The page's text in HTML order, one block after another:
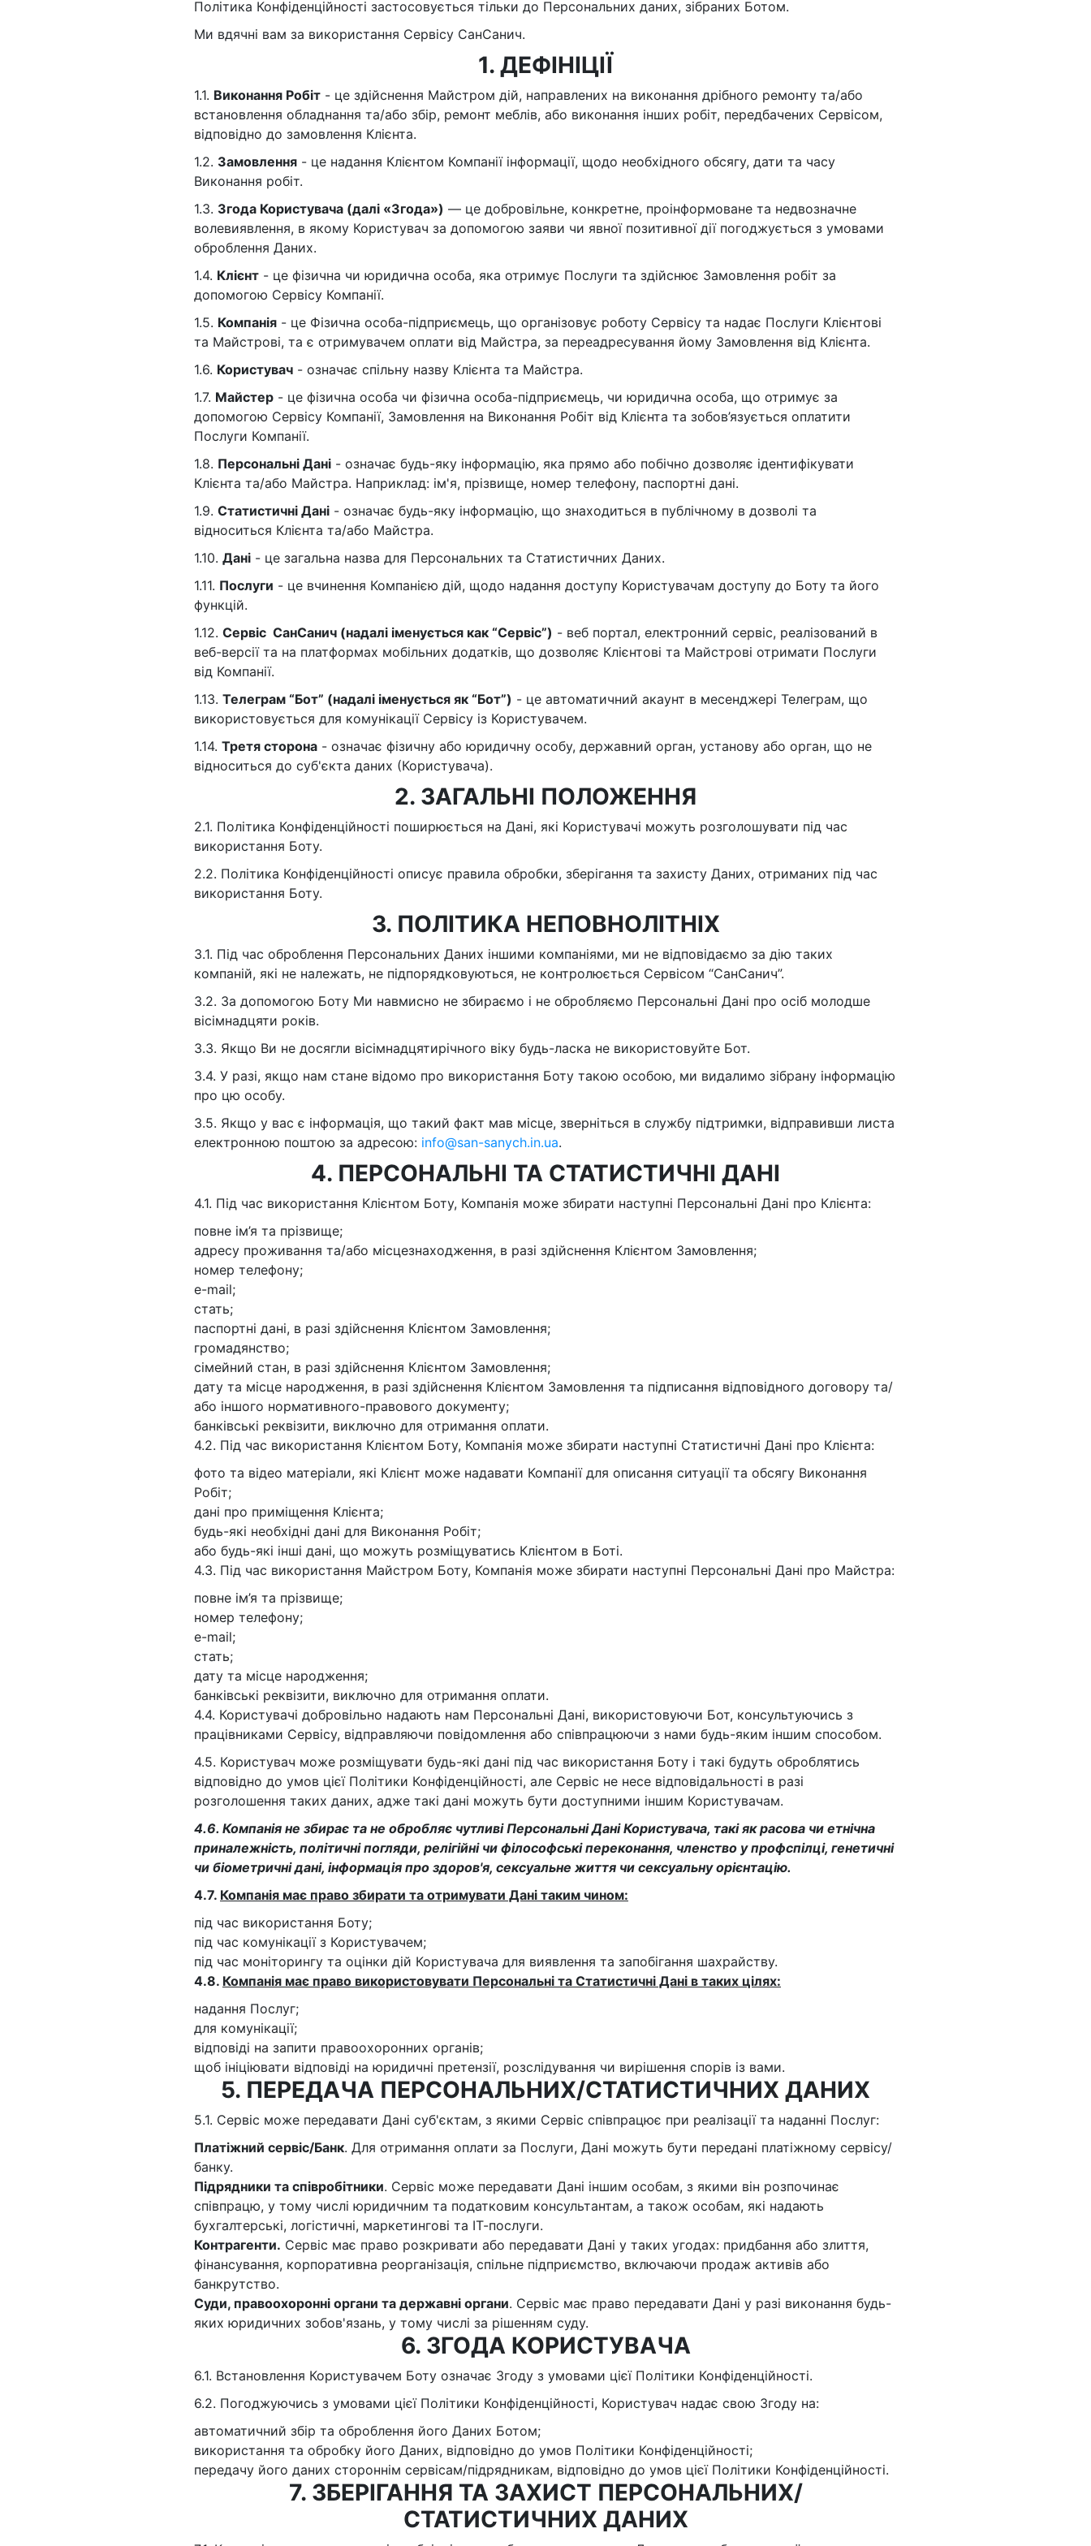
Установка крана
Установка теплосчетчиков
Сварочные работы
Прокладка стояков
Політика Конфіденційності застосовується тільки до Персональних даних, зібраних Ботом.
Ми вдячні вам за використання Сервісу СанСанич.
1. ДЕФІНІЦІЇ
1.1. Виконання Робіт - це здійснення Майстром дій, направлених на виконання дрібного ремонту та/або
встановлення обладнання та/або збір, ремонт меблів, або виконання інших робіт, передбачених Сервісом,
відповідно до замовлення Клієнта.
1.2. Замовлення - це надання Клієнтом Компанії інформації, щодо необхідного обсягу, дати та часу
Виконання робіт.
1.3. Згода Користувача (далі «Згода») — це добровільне, конкретне, проінформоване та недвозначне
волевиявлення, в якому Користувач за допомогою заяви чи явної позитивної дії погоджується з умовами
оброблення Даних.
1.4. Клієнт - це фізична чи юридична особа, яка отримує Послуги та здійснює Замовлення робіт за
допомогою Сервісу Компанії.
1.5. Компанія - це Фізична особа-підприємець, що організовує роботу Сервісу та надає Послуги Клієнтові
та Майстрові, та є отримувачем оплати від Майстра, за переадресування йому Замовлення від Клієнта.
1.6. Користувач - означає спільну назву Клієнта та Майстра.
1.7. Майстер - це фізична особа чи фізична особа-підприємець, чи юридична особа, що отримує за
допомогою Сервісу Компанії, Замовлення на Виконання Робіт від Клієнта та зобов’язується оплатити
Послуги Компанії.
1.8. Персональні Дані - означає будь-яку інформацію, яка прямо або побічно дозволяє ідентифікувати
Клієнта та/або Майстра. Наприклад: ім'я, прізвище, номер телефону, паспортні дані.
1.9. Статистичні Дані - означає будь-яку інформацію, що знаходиться в публічному в дозволі та
відноситься Клієнта та/або Майстра.
1.10. Дані - це загальна назва для Персональних та Статистичних Даних.
1.11. Послуги - це вчинення Компанією дій, щодо надання доступу Користувачам доступу до Боту та його
функцій.
1.12. Сервіс СанСанич (надалі іменується как “Сервіс”) - веб портал, електронний сервіс, реалізований в
веб-версії та на платформах мобільних додатків, що дозволяє Клієнтові та Майстрові отримати Послуги
від Компанії.
1.13. Телеграм “Бот” (надалі іменується як “Бот”) - це автоматичний акаунт в месенджері Телеграм, що
використовується для комунікації Сервісу із Користувачем.
1.14. Третя сторона - означає фізичну або юридичну особу, державний орган, установу або орган, що не
відноситься до суб'єкта даних (Користувача).
2. ЗАГАЛЬНІ ПОЛОЖЕННЯ
2.1. Політика Конфіденційності поширюється на Дані, які Користувачі можуть розголошувати під час
використання Боту.
2.2. Політика Конфіденційності описує правила обробки, зберігання та захисту Даних, отриманих під час
використання Боту.
3. ПОЛІТИКА НЕПОВНОЛІТНІХ
3.1. Під час оброблення Персональних Даних іншими компаніями, ми не відповідаємо за дію таких
компаній, які не належать, не підпорядковуються, не контролюється Сервісом “СанСанич”.
3.2. За допомогою Боту Ми навмисно не збираємо і не обробляємо Персональні Дані про осіб молодше
вісімнадцяти років.
3.3. Якщо Ви не досягли вісімнадцятирічного віку будь-ласка не використовуйте Бот.
3.4. У разі, якщо нам стане відомо про використання Боту такою особою, ми видалимо зібрану інформацію
про цю особу.
3.5. Якщо у вас є інформація, що такий факт мав місце, зверніться в службу підтримки, відправивши листа
електронною поштою за адресою: info@san-sanych.in.ua.
4. ПЕРСОНАЛЬНІ ТА СТАТИСТИЧНІ ДАНІ
4.1. Під час використання Клієнтом Боту, Компанія може збирати наступні Персональні Дані про Клієнта:
повне ім’я та прізвище;
адресу проживання та/або місцезнаходження, в разі здійснення Клієнтом Замовлення;
номер телефону;
e-mail;
стать;
паспортні дані, в разі здійснення Клієнтом Замовлення;
громадянство;
сімейний стан, в разі здійснення Клієнтом Замовлення;
дату та місце народження, в разі здійснення Клієнтом Замовлення та підписання відповідного договору та/
або іншого нормативного-правового документу;
банківські реквізити, виключно для отримання оплати.
4.2. Під час використання Клієнтом Боту, Компанія може збирати наступні Статистичні Дані про Клієнта:
фото та відео матеріали, які Клієнт може надавати Компанії для описання ситуації та обсягу Виконання
Робіт;
дані про приміщення Клієнта;
будь-які необхідні дані для Виконання Робіт;
або будь-які інші дані, що можуть розміщуватись Клієнтом в Боті.
4.3. Під час використання Майстром Боту, Компанія може збирати наступні Персональні Дані про Майстра:
повне ім’я та прізвище;
номер телефону;
e-mail;
стать;
дату та місце народження;
банківські реквізити, виключно для отримання оплати.
4.4. Користувачі добровільно надають нам Персональні Дані, використовуючи Бот, консультуючись з
працівниками Сервісу, відправляючи повідомлення або співпрацюючи з нами будь-яким іншим способом.
4.5. Користувач може розміщувати будь-які дані під час використання Боту і такі будуть оброблятись
відповідно до умов цієї Політики Конфіденційності, але Сервіс не несе відповідальності в разі
розголошення таких даних, адже такі дані можуть бути доступними іншим Користувачам.
4.6. Компанія не збирає та не обробляє чутливі Персональні Дані Користувача, такі як расова чи етнічна
приналежність, політичні погляди, релігійні чи філософські переконання, членство у профспілці, генетичні
чи біометричні дані, інформація про здоров'я, сексуальне життя чи сексуальну орієнтацію.
4.7. Компанія має право збирати та отримувати Дані таким чином:
під час використання Боту;
під час комунікації з Користувачем;
під час моніторингу та оцінки дій Користувача для виявлення та запобігання шахрайству.
4.8. Компанія має право використовувати Персональні та Статистичні Дані в таких цілях:
надання Послуг;
для комунікації;
відповіді на запити правоохоронних органів;
щоб ініціювати відповіді на юридичні претензії, розслідування чи вирішення спорів із вами.
5. ПЕРЕДАЧА ПЕРСОНАЛЬНИХ/СТАТИСТИЧНИХ ДАНИХ
5.1. Сервіс може передавати Дані суб'єктам, з якими Сервіс співпрацює при реалізації та наданні Послуг:
Платіжний сервіс/Банк. Для отримання оплати за Послуги, Дані можуть бути передані платіжному сервісу/
банку.
Підрядники та співробітники. Сервіс може передавати Дані іншим особам, з якими він розпочинає
співпрацю, у тому числі юридичним та податковим консультантам, а також особам, які надають
бухгалтерські, логістичні, маркетингові та ІТ-послуги.
Контрагенти. Сервіс має право розкривати або передавати Дані у таких угодах: придбання або злиття,
фінансування, корпоративна реорганізація, спільне підприємство, включаючи продаж активів або
банкрутство.
Суди, правоохоронні органи та державні органи. Сервіс має право передавати Дані у разі виконання будь-
яких юридичних зобов'язань, у тому числі за рішенням суду.
6. ЗГОДА КОРИСТУВАЧА
6.1. Встановлення Користувачем Боту означає Згоду з умовами цієї Політики Конфіденційності.
6.2. Погоджуючись з умовами цієї Політики Конфіденційності, Користувач надає свою Згоду на:
автоматичний збір та оброблення його Даних Ботом;
використання та обробку його Даних, відповідно до умов Політики Конфіденційності;
передачу його даних стороннім сервісам/підрядникам, відповідно до умов цієї Політики Конфіденційності.
7. ЗБЕРІГАННЯ ТА ЗАХИСТ ПЕРСОНАЛЬНИХ/
СТАТИСТИЧНИХ ДАНИХ